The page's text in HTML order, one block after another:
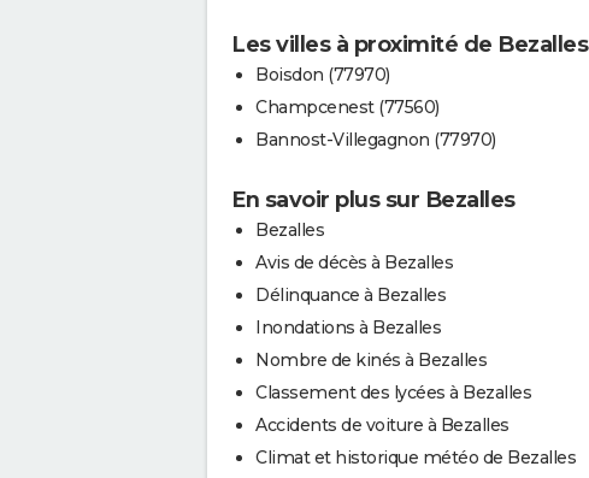
Les villes à proximité de Bezalles
Boisdon (77970)
Champcenest (77560)
Bannost-Villegagnon (77970)
En savoir plus sur Bezalles
Bezalles
Avis de décès à Bezalles
Délinquance à Bezalles
Inondations à Bezalles
Nombre de kinés à Bezalles
Classement des lycées à Bezalles
Accidents de voiture à Bezalles
Climat et historique météo de Bezalles